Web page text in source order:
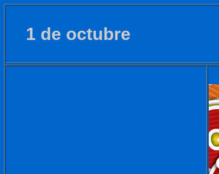
1 de octubre